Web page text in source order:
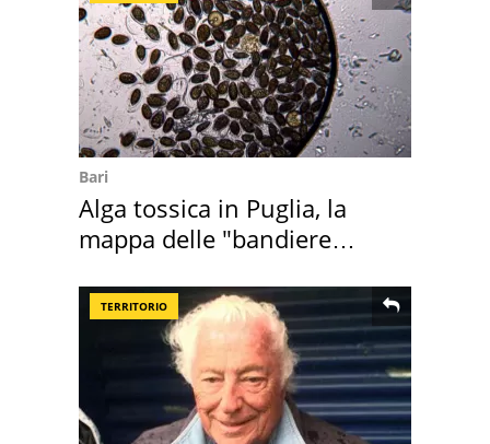
Bari
Alga tossica in Puglia, la
mappa delle "bandiere
TERRITORIO